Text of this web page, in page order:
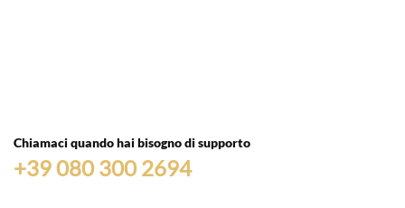
Chiamaci quando hai bisogno di supporto
+39 080 300 2694